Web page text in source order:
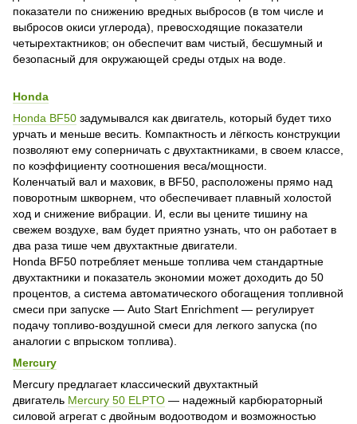
показатели по снижению вредных выбросов (в том числе и
выбросов окиси углерода), превосходящие показатели
четырехтактников; он обеспечит вам чистый, бесшумный и
безопасный для окружающей среды отдых на воде.
Honda
Honda BF50 задумывался как двигатель, который будет тихо
урчать и меньше весить. Компактность и лёгкость конструкции
позволяют ему соперничать с двухтактниками, в своем классе,
по коэффициенту соотношения веса/мощности.
Коленчатый вал и маховик, в BF50, расположены прямо над
поворотным шкворнем, что обеспечивает плавный холостой
ход и снижение вибрации. И, если вы цените тишину на
свежем воздухе, вам будет приятно узнать, что он работает в
два раза тише чем двухтактные двигатели.
Honda BF50 потребляет меньше топлива чем стандартные
двухтактники и показатель экономии может доходить до 50
процентов, а система автоматического обогащения топливной
смеси при запуске — Auto Start Enrichment — регулирует
подачу топливо-воздушной смеси для легкого запуска (по
аналогии с впрыском топлива).
Mercury
Mercury предлагает классический двухтактный
двигатель Mercury 50 ELPTO — надежный карбюраторный
силовой агрегат с двойным водоотводом и возможностью